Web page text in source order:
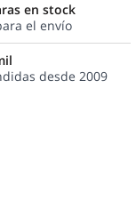
en stock
el envío
desde 2009